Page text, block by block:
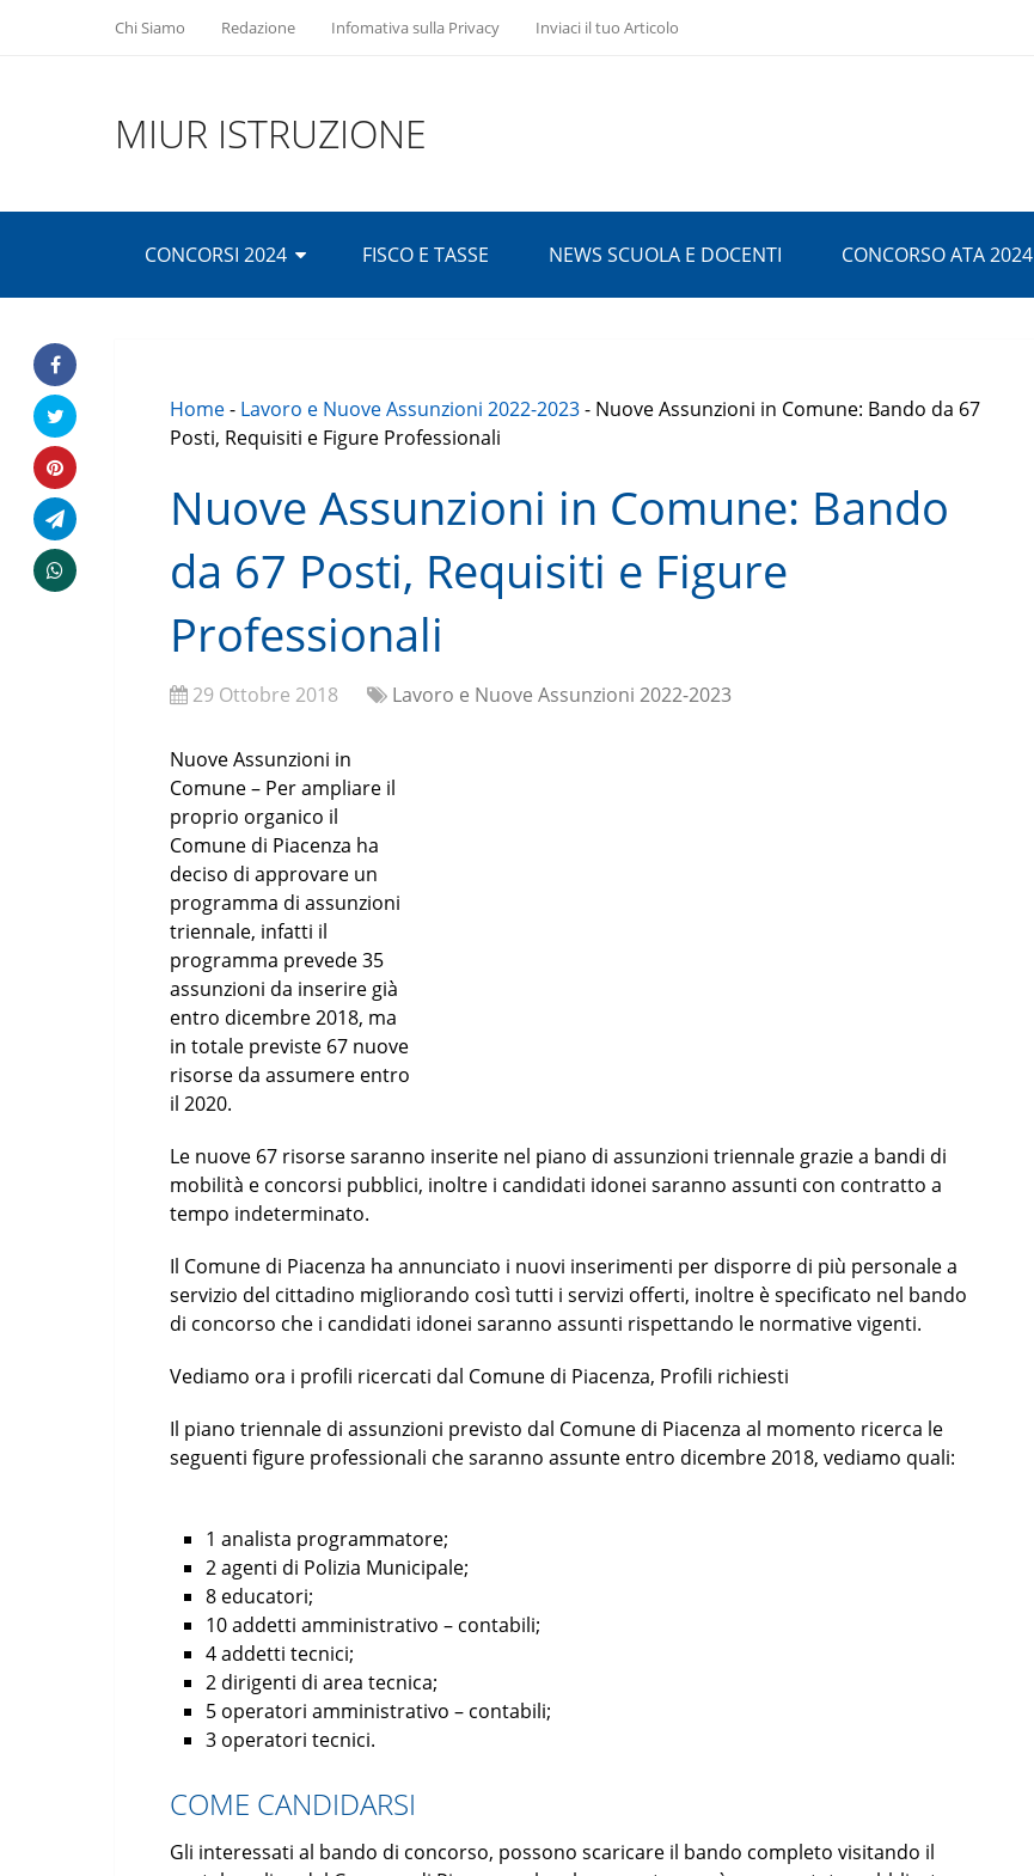
Chi Siamo Redazione Infomativa sulla Privacy Inviaci il tuo Articolo
MIUR ISTRUZIONE
CONCORSI 2024 FISCO E TASSE NEWS SCUOLA E DOCENTI CONCORSO ATA 2024
Home- Lavoro e Nuove Assunzioni 2022-2023- Nuove Assunzioni in Comune: Bando da 67
Posti, Requisiti e Figure Professionali
Nuove Assunzioni in Comune: Bando
da 67 Posti, Requisiti e Figure
Professionali
29 Ottobre 2018 Lavoro e Nuove Assunzioni 2022-2023
Nuove Assunzioni in
Comune – Per ampliare il
proprio organico il
Comune di Piacenza ha
deciso di approvare un
programma di assunzioni
triennale, infatti il
programma prevede 35
assunzioni da inserire già
entro dicembre 2018, ma
in totale previste 67 nuove
risorse da assumere entro
il 2020.
Le nuove 67 risorse saranno inserite nel piano di assunzioni triennale grazie a bandi di
mobilità e concorsi pubblici, inoltre i candidati idonei saranno assunti con contratto a
tempo indeterminato.
Il Comune di Piacenza ha annunciato i nuovi inserimenti per disporre di più personale a
servizio del cittadino migliorando così tutti i servizi offerti, inoltre è specificato nel bando
di concorso che i candidati idonei saranno assunti rispettando le normative vigenti.
Vediamo ora i profili ricercati dal Comune di Piacenza, Profili richiesti
Il piano triennale di assunzioni previsto dal Comune di Piacenza al momento ricerca le
seguenti figure professionali che saranno assunte entro dicembre 2018, vediamo quali:
1 analista programmatore;
2 agenti di Polizia Municipale;
8 educatori;
10 addetti amministrativo – contabili;
4 addetti tecnici;
2 dirigenti di area tecnica;
5 operatori amministrativo – contabili;
3 operatori tecnici.
COME CANDIDARSI
Gli interessati al bando di concorso, possono scaricare il bando completo visitando il